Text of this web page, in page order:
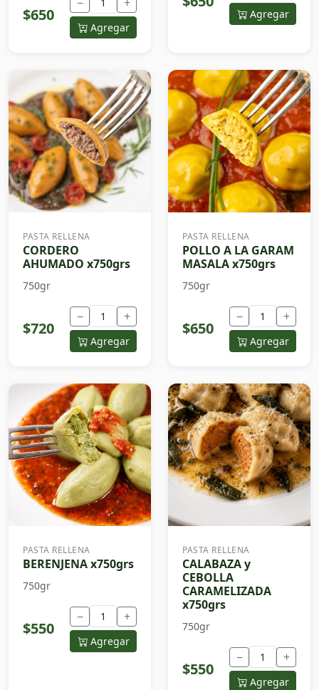
$650
Agregar
Agregar
PASTA RELLENA
CORDERO
AHUMADO x750grs
750gr
$720
− +
Agregar
PASTA RELLENA
POLLO A LA GARAM
MASALA x750grs
750gr
$650
− +
Agregar
PASTA RELLENA
BERENJENA x750grs
750gr
$550
− +
Agregar
PASTA RELLENA
CALABAZA y
CEBOLLA
CARAMELIZADA
x750grs
750gr
$550
− +
Agregar